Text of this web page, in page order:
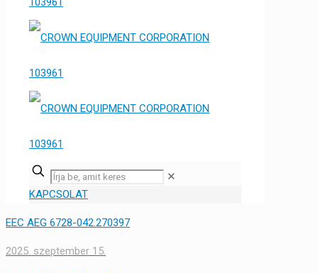
✕
KAPCSOLAT
EEC AEG 6728-042.270397
2025. szeptember 15.